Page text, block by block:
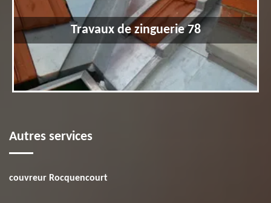
Travaux de zinguerie 78
Autres services
couvreur Rocquencourt